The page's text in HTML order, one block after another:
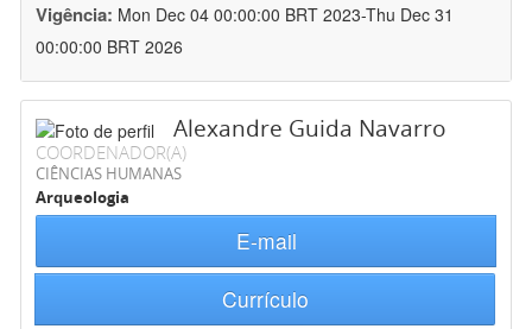
Vigência: Mon Dec 04 00:00:00 BRT 2023-Thu Dec 31
00:00:00 BRT 2026
Alexandre Guida Navarro
COORDENADOR(A)
CIÊNCIAS HUMANAS
Arqueologia
E-mail
Currículo